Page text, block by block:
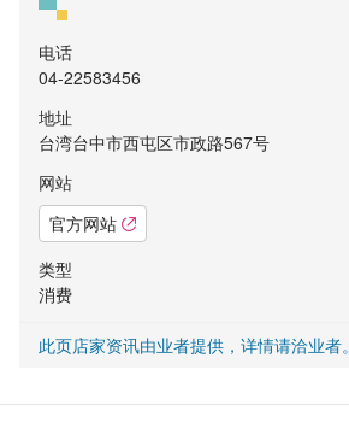
电话
04-22583456
地址
台湾台中市西屯区市政路567号
网站
官方网站
类型
消费
此页店家资讯由业者提供，详情请洽业者。